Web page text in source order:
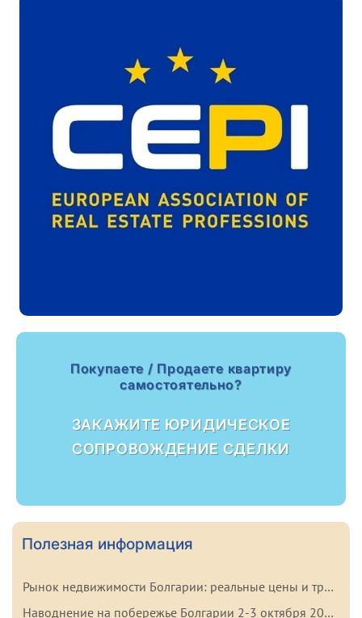
Покупаете / Продаете квартиру
самостоятельно?
ЗАКАЖИТЕ ЮРИДИЧЕСКОЕ
СОПРОВОЖДЕНИЕ СДЕЛКИ
Полезная информация
Рынок недвижимости Болгарии: реальные цены и тренды начала 2026 года
Наводнение на побережье Болгарии 2-3 октября 2025: важные факты для покупателей